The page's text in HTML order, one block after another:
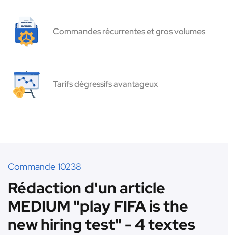
Commandes récurrentes et gros volumes
Tarifs dégressifs avantageux
Commande 10238
Rédaction d'un article
MEDIUM "play FIFA is the
new hiring test" - 4 textes